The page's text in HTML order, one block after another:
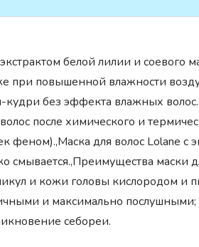
белой лилии и соевого
повышенной влажности
без эффекта влажных
после химического и
феном).,Маска для волос Lolane с
смывается.,Преимущества маски
и кожи головы кислородом и
и максимально
себореи.